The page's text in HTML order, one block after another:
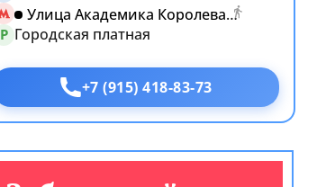
Еще 4
Улица Академика Королева
P Городская платная
+7 (915) 418-83-73